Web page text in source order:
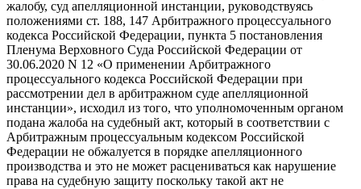
жалобу, суд апелляционной инстанции, руководствуясь
положениями ст. 188, 147 Арбитражного процессуального
кодекса Российской Федерации, пункта 5 постановления
Пленума Верховного Суда Российской Федерации от
30.06.2020 N 12 «О применении Арбитражного
процессуального кодекса Российской Федерации при
рассмотрении дел в арбитражном суде апелляционной
инстанции», исходил из того, что уполномоченным органом
подана жалоба на судебный акт, который в соответствии с
Арбитражным процессуальным кодексом Российской
Федерации не обжалуется в порядке апелляционного
производства и это не может расцениваться как нарушение
права на судебную защиту поскольку такой акт не